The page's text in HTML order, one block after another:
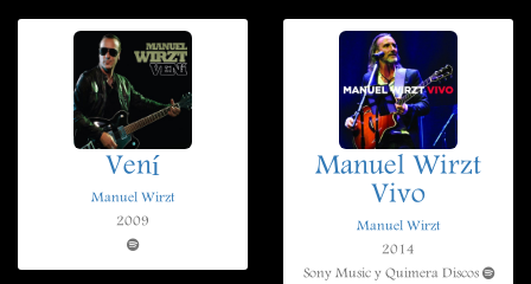
Vení
Manuel Wirzt
2009
Manuel Wirzt
Vivo
Manuel Wirzt
2014
Sony Music y Quimera Discos